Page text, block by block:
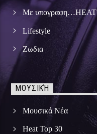
Με υπογραφη…HEAT
Lifestyle
Ζωδια
ΜΟΥΣΙΚΉ
Μουσικά Νέα
Heat Top 30